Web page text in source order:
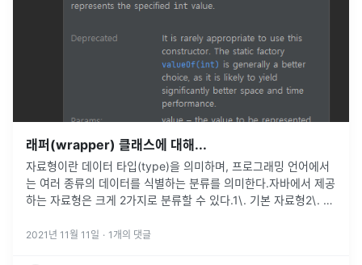
래퍼(wrapper) 클래스에 대해...
자료형이란 데이터 타입(type)을 의미하며, 프로그래밍 언어에서
는 여러 종류의 데이터를 식별하는 분류를 의미한다.자바에서 제공
하는 자료형은 크게 2가지로 분류할 수 있다.1\. 기본 자료형2\. 참
형을 말...
2021년 11월 11일 · 1 개의 댓글